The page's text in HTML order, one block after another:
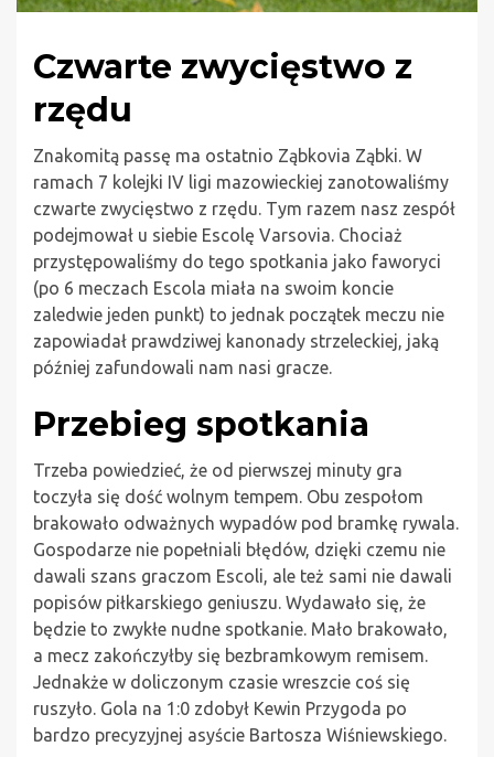
Czwarte zwycięstwo z
rzędu
Znakomitą passę ma ostatnio Ząbkovia Ząbki. W
ramach 7 kolejki IV ligi mazowieckiej zanotowaliśmy
czwarte zwycięstwo z rzędu. Tym razem nasz zespół
podejmował u siebie Escolę Varsovia. Chociaż
przystępowaliśmy do tego spotkania jako faworyci
(po 6 meczach Escola miała na swoim koncie
zaledwie jeden punkt) to jednak początek meczu nie
zapowiadał prawdziwej kanonady strzeleckiej, jaką
później zafundowali nam nasi gracze.
Przebieg spotkania
Trzeba powiedzieć, że od pierwszej minuty gra
toczyła się dość wolnym tempem. Obu zespołom
brakowało odważnych wypadów pod bramkę rywala.
Gospodarze nie popełniali błędów, dzięki czemu nie
dawali szans graczom Escoli, ale też sami nie dawali
popisów piłkarskiego geniuszu. Wydawało się, że
będzie to zwykłe nudne spotkanie. Mało brakowało,
a mecz zakończyłby się bezbramkowym remisem.
Jednakże w doliczonym czasie wreszcie coś się
ruszyło. Gola na 1:0 zdobył Kewin Przygoda po
bardzo precyzyjnej asyście Bartosza Wiśniewskiego.